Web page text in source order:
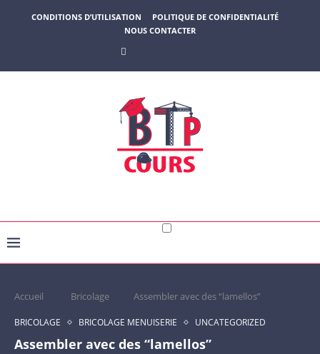
CONDITIONS D’UTILISATION
POLITIQUE DE CONFIDENTIALITÉ
NOUS CONTACTER
Accueil Bricolage Assembler avec des “lamellos”
BRICOLAGE BRICOLAGE MENUISERIE UNCATEGORIZED
Assembler avec des “lamellos”